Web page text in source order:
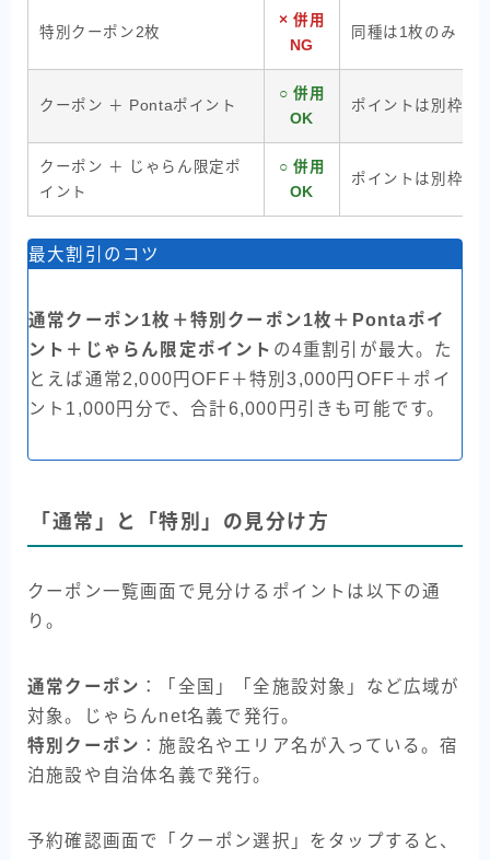
特別クーポン2枚
× 併用
NG
同種は1枚のみ
クーポン ＋ Pontaポイント
○ 併用
OK
ポイントは別枠扱
クーポン ＋ じゃらん限定ポ
イント
○ 併用
OK
ポイントは別枠扱
最大割引のコツ
通常クーポン1枚＋特別クーポン1枚＋Pontaポイ
ント＋じゃらん限定ポイント の4重割引が最大。た
とえば通常2,000円OFF＋特別3,000円OFF＋ポイ
ント1,000円分で、合計6,000円引きも可能です。
「通常」と「特別」の見分け方
クーポン一覧画面で見分けるポイントは以下の通
り。
通常クーポン ：「全国」「全施設対象」など広域が
対象。じゃらんnet名義で発行。
特別クーポン ：施設名やエリア名が入っている。宿
泊施設や自治体名義で発行。
予約確認画面で「クーポン選択」をタップすると、